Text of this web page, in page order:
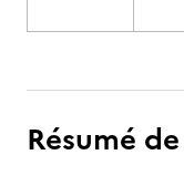
Résumé